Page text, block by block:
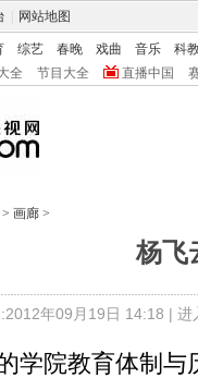
网站地图
综艺 春晚 戏曲 音乐 科
全 节目大全 直播中国
> 画廊 >
杨飞
年09月19日 14:18 | 进
院教育体制与